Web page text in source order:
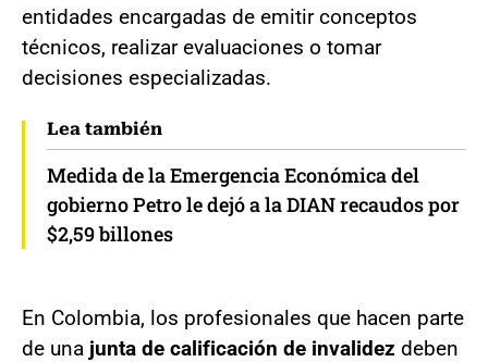
entidades encargadas de emitir conceptos
técnicos, realizar evaluaciones o tomar
decisiones especializadas.
Lea también
Medida de la Emergencia Económica del
gobierno Petro le dejó a la DIAN recaudos por
$2,59 billones
En Colombia, los profesionales que hacen parte
de una junta de calificación de invalidez deben